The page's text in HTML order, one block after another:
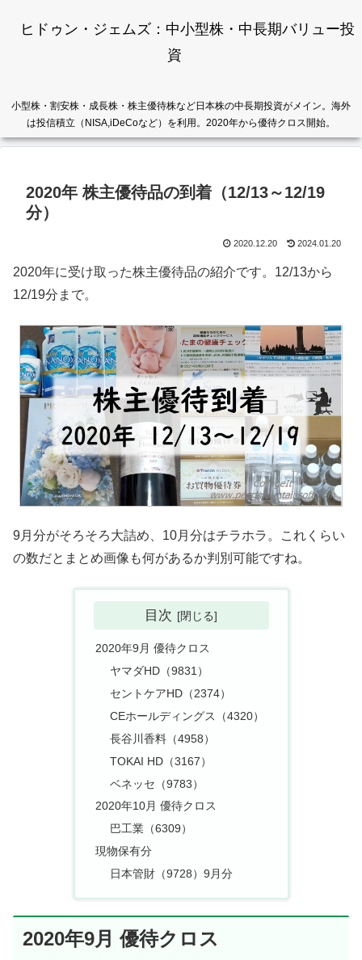
ヒドゥン・ジェムズ：中小型株・中長期バリュー投
資
小型株・割安株・成長株・株主優待株など日本株の中長期投資がメイン。海外
は投信積立（NISA,iDeCoなど）を利用。2020年から優待クロス開始。
2020年 株主優待品の到着（12/13～12/19
分）
2020.12.20 2024.01.20
2020年に受け取った株主優待品の紹介です。12/13から
12/19分まで。
9月分がそろそろ大詰め、10月分はチラホラ。これくらい
の数だとまとめ画像も何があるか判別可能ですね。
目次
2020年9月 優待クロス
ヤマダHD（9831）
セントケアHD（2374）
CEホールディングス（4320）
長谷川香料（4958）
TOKAI HD（3167）
ベネッセ（9783）
2020年10月 優待クロス
巴工業（6309）
現物保有分
日本管財（9728）9月分
2020年9月 優待クロス